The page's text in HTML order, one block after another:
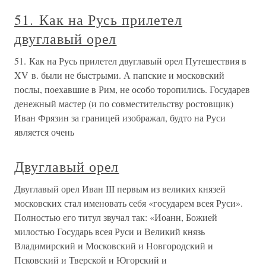
51. Как на Русь прилетел
двуглавый орел
51. Как на Русь прилетел двуглавый орел Путешествия в
XV в. были не быстрыми. А папские и московский
послы, поехавшие в Рим, не особо торопились. Государев
денежный мастер (и по совместительству ростовщик)
Иван Фрязин за границей изображал, будто на Руси
является очень
Двуглавый орел
Двуглавый орел Иван III первым из великих князей
московских стал именовать себя «государем всея Руси».
Полностью его титул звучал так: «Иоанн, Божией
милостью Государь всея Руси и Великий князь
Владимирский и Московский и Новгородский и
Псковский и Тверской и Югорский и